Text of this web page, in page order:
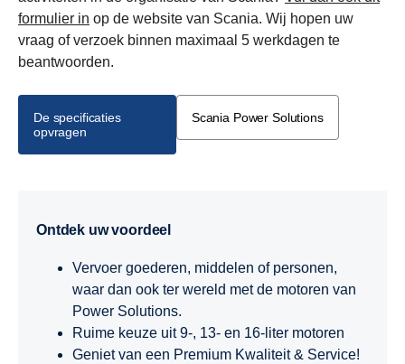
formulier in op de website van Scania. Wij hopen uw
vraag of verzoek binnen maximaal 5 werkdagen te
beantwoorden.
De specificaties
opvragen
Scania Power Solutions
Ontdek uw voordeel
Vervoer goederen, middelen of personen,
waar dan ook ter wereld met de motoren van
Power Solutions.
Ruime keuze uit 9-, 13- en 16-liter motoren
Geniet van een Premium Kwaliteit & Service!